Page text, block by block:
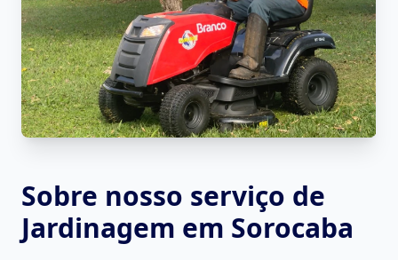
Sobre nosso serviço de
Jardinagem em Sorocaba